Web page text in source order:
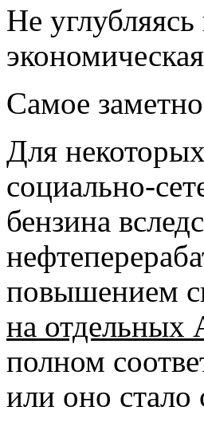
Не
Самое
Для
социально-
бензина
повышением
на отдельных
полном
или оно